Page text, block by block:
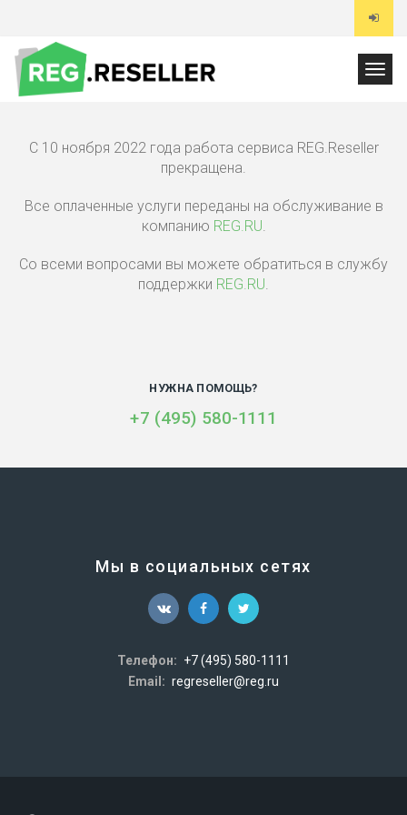
С 10 ноября 2022 года работа сервиса REG.Reseller
прекращена.
Все оплаченные услуги переданы на обслуживание в
компанию REG.RU.
Со всеми вопросами вы можете обратиться в службу
поддержки REG.RU.
НУЖНА ПОМОЩЬ?
+7 (495) 580-1111
Мы в социальных сетях
Телефон: +7 (495) 580-1111
Email: regreseller@reg.ru